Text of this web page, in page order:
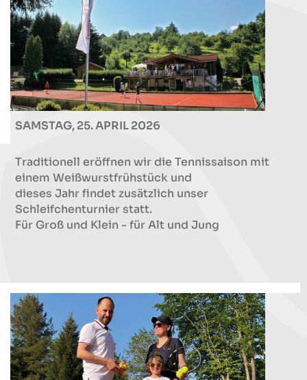
SAMSTAG, 25. APRIL 2026
Traditionell eröffnen wir die Tennissaison mit
einem Weißwurstfrühstück und
dieses Jahr findet zusätzlich unser
Schleifchenturnier statt.
Für Groß und Klein - für Alt und Jung